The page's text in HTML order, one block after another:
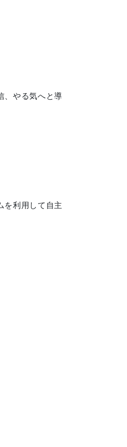
、やる気へと導
を利用して自主